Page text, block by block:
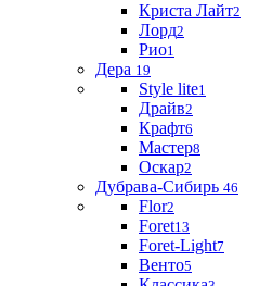
Криста Лайт2
Лорд2
Рио1
Дера 19
Style lite1
Драйв2
Крафт6
Мастер8
Оскар2
Дубрава-Сибирь 46
Flor2
Foret13
Foret-Light7
Венто5